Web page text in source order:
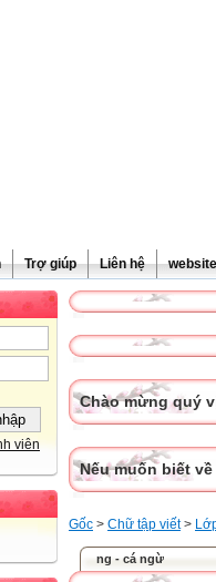
Trợ giúp Liên hệ
viên
Chào mừng quý
Nếu muốn biết
Gốc > Chữ tập viết>
ng - cá ngừ